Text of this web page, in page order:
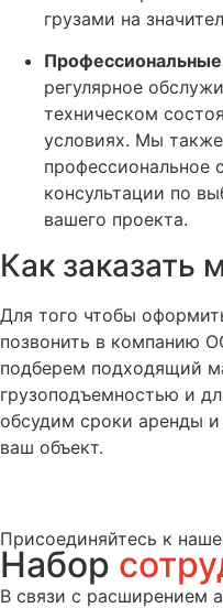
грузами на
Профессиональные
регулярное
техническом
условиях. Мы
профессиональное
консультации по
вашего проекта.
Как заказать
Для того чтобы
позвонить в компанию
подберем подходящий
грузоподъемностью и
обсудим сроки аренды и
ваш объект.
Присоединяйтесь к
Набор
В связи с расширением